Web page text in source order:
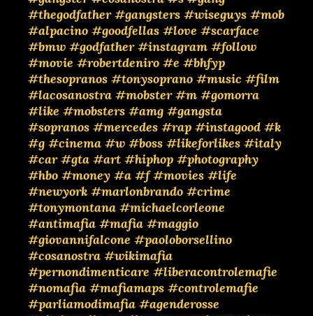
#thegodfather #gangsters #wiseguys #mob
#alpacino #goodfellas #love #scarface
#bmw #godfather #instagram #follow
#movie #robertdeniro #e #bhfyp
#thesopranos #tonysoprano #music #film
#lacosanostra #mobster #m #gomorra
#like #mobsters #amg #gangsta
#sopranos #mercedes #rap #instagood #k
#g #cinema #w #boss #likeforlikes #italy
#car #gta #art #hiphop #photography
#hbo #money #a #f #movies #life
#newyork #marlonbrando #crime
#tonymontana #michaelcorleone
#antimafia #mafia #maggio
#giovannifalcone #paoloborsellino
#cosanostra #wikimafia
#pernondimenticare #liberacontrolemafie
#nomafia #mafiamaps #controlemafie
#parliamodimafia #agenderosse